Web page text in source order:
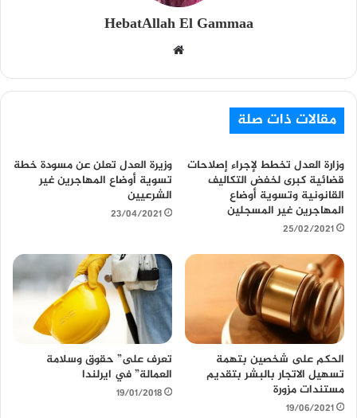
HebatAllah El Gammaa
ق
و
ي
ب
مقالات ذات صلة
وزارة العدل تخطط لإجراء إصلاحات
قضائية كبرى لخفض التكاليف
القانونية وتسوية أوضاع
المهاجرين غير المسجلين
25/02/2021
وزيرة العدل تعلن عن مسودة خطة
تسوية أوضاع المهاجرين غير
الشرعيين
23/04/2021
الحكم على شخصين بتهمة
تسهيل الاتجار بالبشر بتقديم
مستندات مزورة
19/06/2021
تعرف على” حقوق وسلامة
العمالة” في ايرلندا
19/01/2018